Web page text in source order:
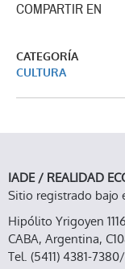
COMPARTIR EN
CATEGORÍA
CULTURA
IADE / REALIDAD
Sitio registrado bajo
Hipólito Yrigoyen
CABA, Argentina,
Tel. (5411) 4381-